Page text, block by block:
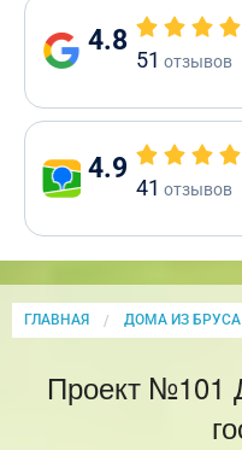
4.8
51 отзывов
4.9
41 отзывов
ГЛАВНАЯ ДОМА ИЗ БРУСА
Проект №101